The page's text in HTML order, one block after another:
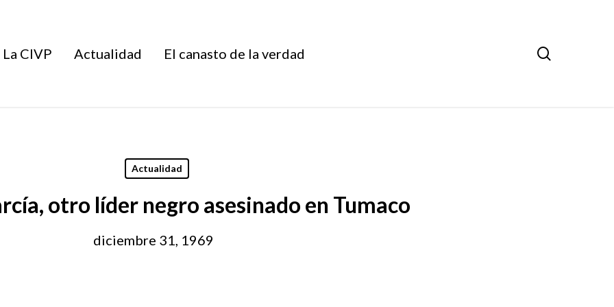
La CIVP Actualidad El canasto de la verdad
Actualidad
otro líder negro asesinado en Tumaco
diciembre 31, 1969